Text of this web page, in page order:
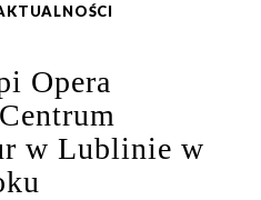
Opera
w Lublinie w